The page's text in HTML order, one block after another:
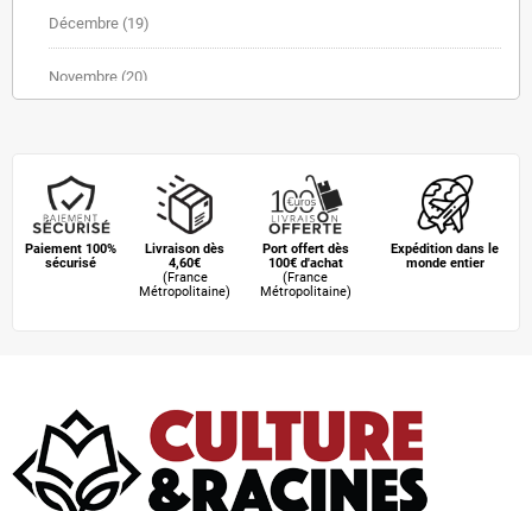
Décembre (19)
Novembre (20)
Septembre
Août(20)
Avril(17)
Mars (30)
Paiement 100%
sécurisé
Livraison dès
4,60€
(France
Métropolitaine)
Port offert dès
100€ d'achat
(France
Métropolitaine)
Expédition dans le
monde entier